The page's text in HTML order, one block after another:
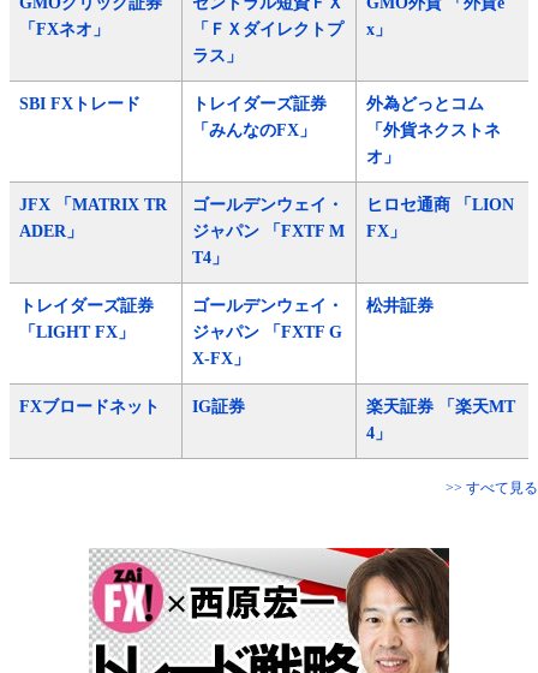
「FXネオ」
「ＦＸダイレクトプ
ラス」
x」
SBI FXトレード
トレイダーズ証券
「みんなのFX」
外為どっとコム
「外貨ネクストネ
オ」
JFX 「MATRIX TR
ADER」
ゴールデンウェイ・
ジャパン 「FXTF M
T4」
ヒロセ通商 「LION
FX」
トレイダーズ証券
「LIGHT FX」
ゴールデンウェイ・
ジャパン 「FXTF G
X-FX」
松井証券
FXブロードネット IG証券
楽天証券 「楽天MT
4」
>> すべて見る